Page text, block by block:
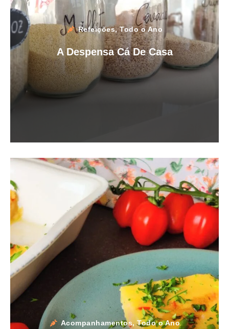
Refeições,Todo o Ano
A Despensa Cá De Casa
Acompanhamentos,Todo o Ano